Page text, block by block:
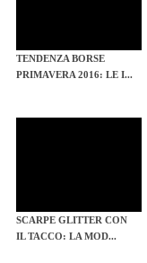
TENDENZA BORSE
PRIMAVERA 2016: LE I...
SCARPE GLITTER CON
IL TACCO: LA MOD...